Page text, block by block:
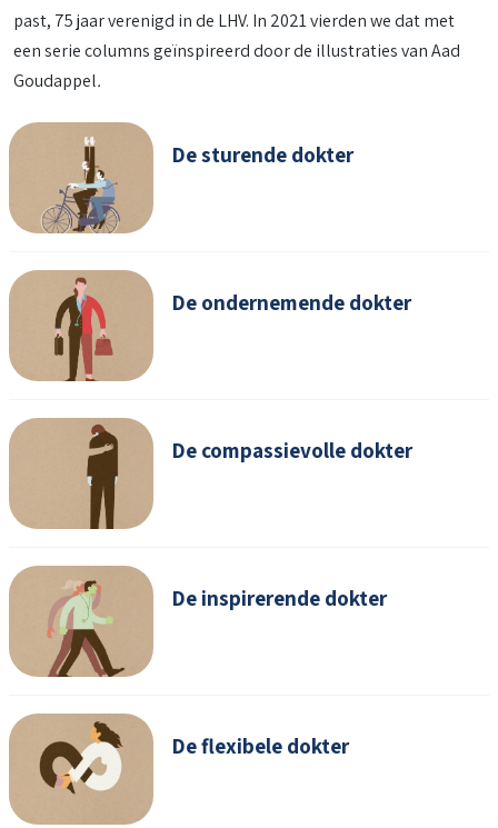
past, 75 jaar verenigd in de LHV. In 2021 vierden we dat met
een serie columns geïnspireerd door de illustraties van Aad
Goudappel.
De sturende dokter
De ondernemende dokter
De compassievolle dokter
De inspirerende dokter
De flexibele dokter